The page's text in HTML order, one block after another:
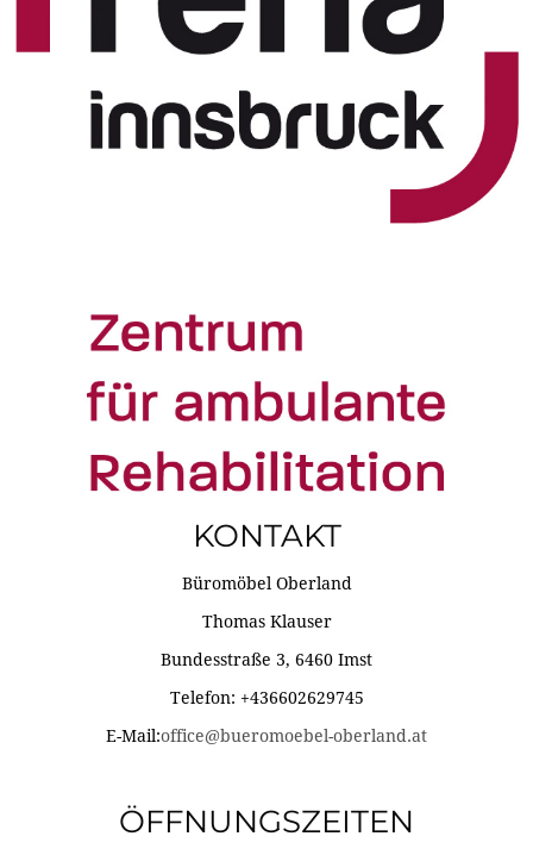
KONTAKT
Büromöbel Oberland
Thomas Klauser
Bundesstraße 3, 6460 Imst
Telefon: +436602629745
E-Mail:office@bueromoebel-oberland.at
ÖFFNUNGSZEITEN